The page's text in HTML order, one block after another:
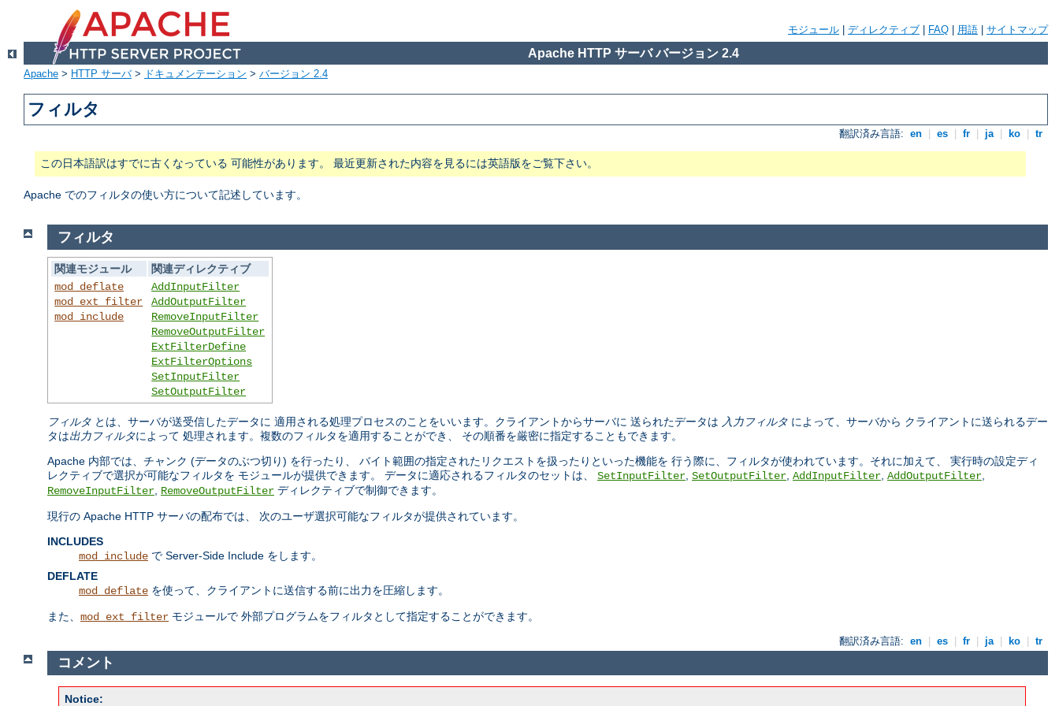
モジュール ディレクティブ FAQ 用語 サイトマップ
Apache HTTP サーバ バージョン 2.4
Apache > HTTP サーバ> ドキュメンテーション > バージョン 2.4
フィルタ
翻訳済み言語: en es fr ja ko tr
この日本語訳はすでに古くなっている 可能性があります。 最近更新された内容を見るには英語版をご覧下さい。
Apache でのフィルタの使い方について記述しています。
フィルタ
関連モジュール
関連ディレクティブ
mod_deflate
mod_ext_filter
mod_include
AddInputFilter
AddOutputFilter
RemoveInputFilter
RemoveOutputFilter
ExtFilterDefine
ExtFilterOptions
SetInputFilter
SetOutputFilter
フィルタ とは、サーバが送受信したデータに 適用される処理プロセスのことをいいます。クライアントからサーバに 送られたデータは 入力フィルタ によって、サーバから クライアントに送られるデー
タは出力フィルタによって 処理されます。複数のフィルタを適用することができ、 その順番を厳密に指定することもできます。
Apache 内部では、チャンク (データのぶつ切り) を行ったり、 バイト範囲の指定されたリクエストを扱ったりといった機能を 行う際に、フィルタが使われています。それに加えて、 実行時の設定ディ
レクティブで選択が可能なフィルタを モジュールが提供できます。 データに適応されるフィルタのセットは、 SetInputFilter SetOutputFilter AddInputFilter AddOutputFilter
RemoveInputFilter RemoveOutputFilter ディレクティブで制御できます。
現行の Apache HTTP サーバの配布では、 次のユーザ選択可能なフィルタが提供されています。
INCLUDES
mod_include で Server-Side Include をします。
DEFLATE
mod_deflate を使って、クライアントに送信する前に出力を圧縮します。
また、 mod_ext_filter モジュールで 外部プログラムをフィルタとして指定することができます。
翻訳済み言語: en | es | fr | ja | ko | tr
コメント
Notice: